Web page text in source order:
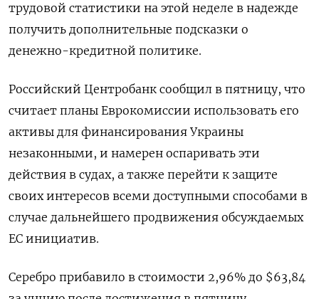
трудовой статистики на этой неделе в надежде
получить дополнительные подсказки о
денежно-кредитной политике.
Российский Центробанк сообщил в пятницу, что
считает планы Еврокомиссии использовать его
активы для финансирования Украины
незаконными, и намерен оспаривать эти
действия в судах, а также перейти к защите
своих интересов всеми доступными способами в
случае дальнейшего продвижения обсуждаемых
ЕС инициатив.
Серебро прибавило в стоимости 2,96% до $63,84​